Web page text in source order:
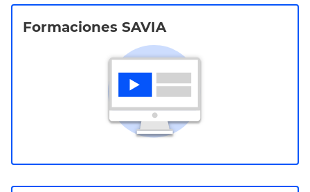
Formaciones SAVIA